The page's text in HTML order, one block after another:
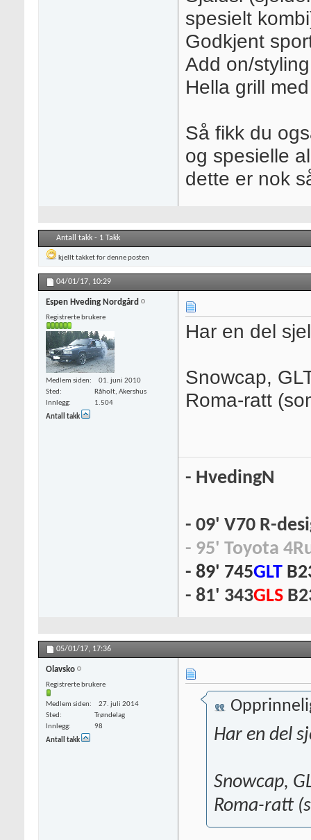
spesielt
Godkjent
Add on/
Hella grill
Så fikk du
og spesielle
dette er nok
Antall takk - 1 Takk
kjellttakket for denne posten
04/01/17, 10:29
Espen Hveding Nordgård
Registrerte brukere
Medlem siden
01. juni 2010
Sted
Råholt, Akershus
Innlegg
1.504
Antall takk
Har en del
Snowcap,
Roma-ratt
- HvedingN
- 09' V70 R-
- 95' Toyota
- 89' 745GLT
- 81' 343GLS
05/01/17, 17:36
Olavsko
Registrerte brukere
Medlem siden
27. juli 2014
Sted
Trøndelag
Innlegg
98
Antall takk
Har en del
Snowcap,
Roma-ratt